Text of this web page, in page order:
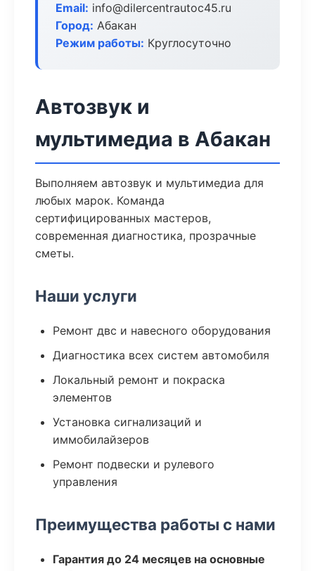
Email: info@dilercentrautoc45.ru
Город: Абакан
Режим работы: Круглосуточно
Автозвук и
мультимедиа в Абакан
Выполняем автозвук и мультимедиа для
любых марок. Команда
сертифицированных мастеров,
современная диагностика, прозрачные
сметы.
Наши услуги
Ремонт двс и навесного оборудования
Диагностика всех систем автомобиля
Локальный ремонт и покраска
элементов
Установка сигнализаций и
иммобилайзеров
Ремонт подвески и рулевого
управления
Преимущества работы с нами
Гарантия до 24 месяцев на основные